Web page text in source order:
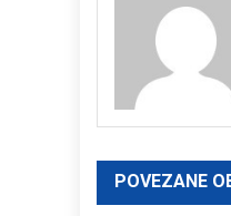
POVEZANE